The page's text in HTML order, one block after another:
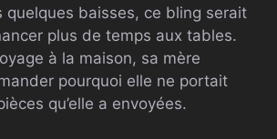
quelques baisses, ce bling serait
plus de temps aux tables.
à la maison, sa mère
pourquoi elle ne portait
qu’elle a envoyées.